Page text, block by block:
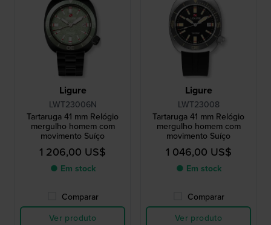
Ligure
LWT23006N
Tartaruga 41 mm Relógio
mergulho homem com
movimento Suíço
1 206,00 US$
● Em stock
Comparar
Ver produto
Ligure
LWT23008
Tartaruga 41 mm Relógio
mergulho homem com
movimento Suíço
1 046,00 US$
● Em stock
Comparar
Ver produto